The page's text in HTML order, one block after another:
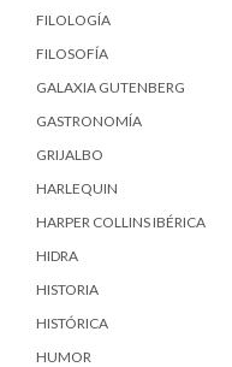
FILOLOGÍA
FILOSOFÍA
GALAXIA GUTENBERG
GASTRONOMÍA
GRIJALBO
HARLEQUIN
HARPER COLLINS IBÉRICA
HIDRA
HISTORIA
HISTÓRICA
HUMOR